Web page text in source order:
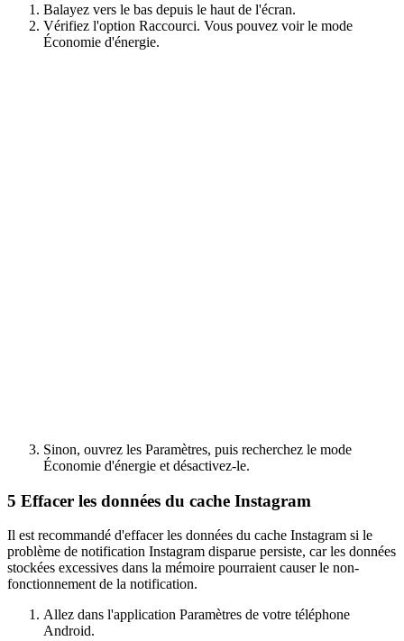
Balayez vers le bas depuis le haut de l'écran.
Vérifiez l'option Raccourci. Vous pouvez voir le mode
Économie d'énergie.
Sinon, ouvrez les Paramètres, puis recherchez le mode
Économie d'énergie et désactivez-le.
5 Effacer les données du cache Instagram
Il est recommandé d'effacer les données du cache Instagram si le
problème de notification Instagram disparue persiste, car les données
stockées excessives dans la mémoire pourraient causer le non-
fonctionnement de la notification.
Allez dans l'application Paramètres de votre téléphone
Android.